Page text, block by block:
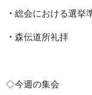
・ 総会における
・ 森伝道所礼拝
◇今週の集会